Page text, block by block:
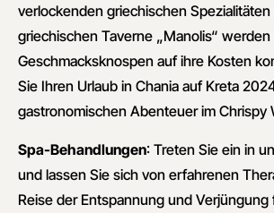
verlockenden griechischen Spezialitäten
griechischen Taverne „Manolis“ werden
Geschmacksknospen auf ihre Kosten
Sie Ihren Urlaub in Chania auf Kreta
gastronomischen Abenteuer im Chrispy
Spa-Behandlungen: Treten Sie ein in
und lassen Sie sich von erfahrenen
Reise der Entspannung und